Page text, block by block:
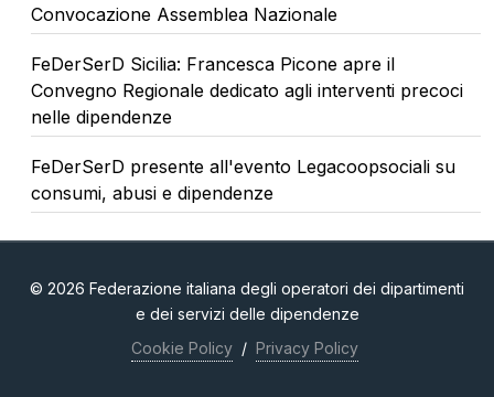
Convocazione Assemblea Nazionale
FeDerSerD Sicilia: Francesca Picone apre il
Convegno Regionale dedicato agli interventi precoci
nelle dipendenze
FeDerSerD presente all'evento Legacoopsociali su
consumi, abusi e dipendenze
© 2026 Federazione italiana degli operatori dei dipartimenti
e dei servizi delle dipendenze
Cookie Policy / Privacy Policy